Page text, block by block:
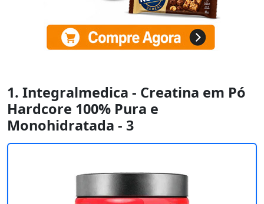
1. Integralmedica - Creatina em Pó
Hardcore 100% Pura e
Monohidratada - 3